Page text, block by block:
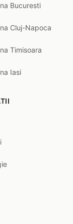
Bucuresti
Cluj-Napoca
Timisoara
Iasi